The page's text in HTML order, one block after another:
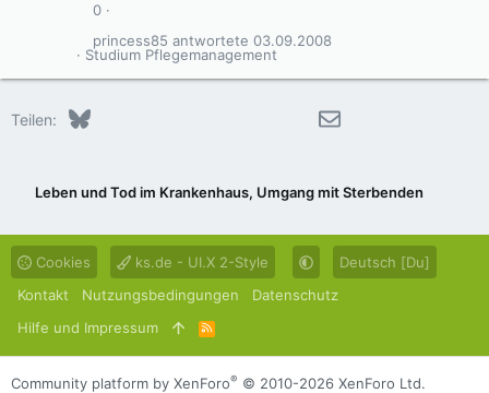
0
Studium Pflegemanagement
03.09.2008
princess85
Teilen: Bluesky WhatsApp
E-Mail
Leben und Tod im Krankenhaus, Umgang mit Sterbenden
Cookies ks.de - UI.X 2-Style
Deutsch [Du]
Kontakt
Nutzungsbedingungen
Datenschutz
Hilfe und Impressum
R
S
S
Community platform by XenForo® © 2010-2026 XenForo Ltd.